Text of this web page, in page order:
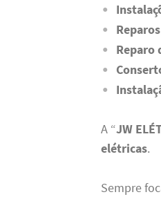
Reparo
A “JW
elétricas.
Sempre